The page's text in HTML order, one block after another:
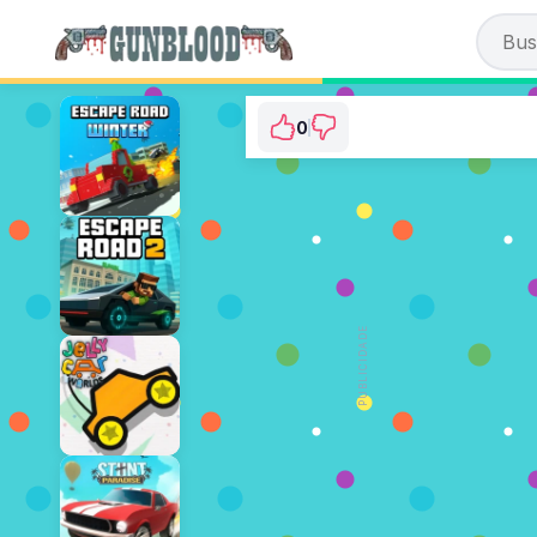
⭐ Ainda não foi votado. (0
JOGAR AGORA
0
PUBLICIDADE